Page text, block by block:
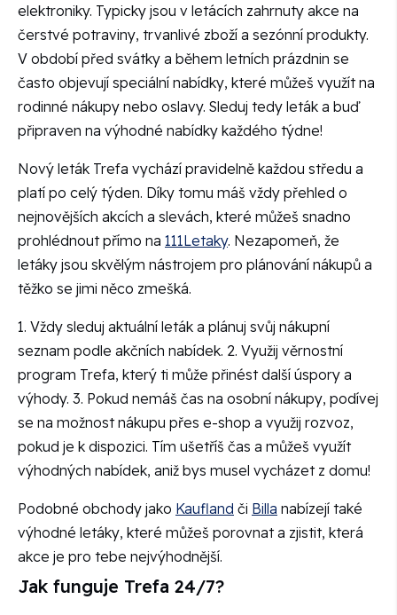
elektroniky. Typicky jsou v letácích zahrnuty akce na
čerstvé potraviny, trvanlivé zboží a sezónní produkty.
V období před svátky a během letních prázdnin se
často objevují speciální nabídky, které můžeš využít na
rodinné nákupy nebo oslavy. Sleduj tedy leták a buď
připraven na výhodné nabídky každého týdne!
Nový leták Trefa vychází pravidelně každou středu a
platí po celý týden. Díky tomu máš vždy přehled o
nejnovějších akcích a slevách, které můžeš snadno
prohlédnout přímo na 111Letaky. Nezapomeň, že
letáky jsou skvělým nástrojem pro plánování nákupů a
těžko se jimi něco zmešká.
1. Vždy sleduj aktuální leták a plánuj svůj nákupní
seznam podle akčních nabídek. 2. Využij věrnostní
program Trefa, který ti může přinést další úspory a
výhody. 3. Pokud nemáš čas na osobní nákupy, podívej
se na možnost nákupu přes e-shop a využij rozvoz,
pokud je k dispozici. Tím ušetříš čas a můžeš využít
výhodných nabídek, aniž bys musel vycházet z domu!
Podobné obchody jako Kaufland či Billa nabízejí také
výhodné letáky, které můžeš porovnat a zjistit, která
akce je pro tebe nejvýhodnější.
Jak funguje Trefa 24/7?